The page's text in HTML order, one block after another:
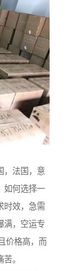
，法国，意
如何选择一
时效，急需
满，空运专
价格高，而
。